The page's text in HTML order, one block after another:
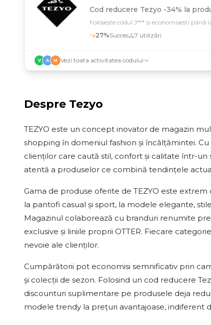
Cod reducere Tezyo -34% la
Folosește codul J*** și economisești până
27%Succes 7 utilizări
V A M Vezi toata activitatea codului
Despre Tezyo
TEZYO este un concept inovator de magazin
shopping în domeniul fashion și încălțămintei.
clienților care caută stil, confort și calitate într-un
atentă a produselor ce combină tendințele
Gama de produse oferite de TEZYO este
la pantofi casual și sport, la modele elegante,
Magazinul colaborează cu branduri renumite
exclusive și liniile proprii OTTER. Fiecare
nevoie ale clienților.
Cumpărătorii pot economisi semnificativ prin
și colecții de sezon. Folosind un cod reducere
discounturi suplimentare pe produsele deja
modele trendy la prețuri avantajoase, indiferent